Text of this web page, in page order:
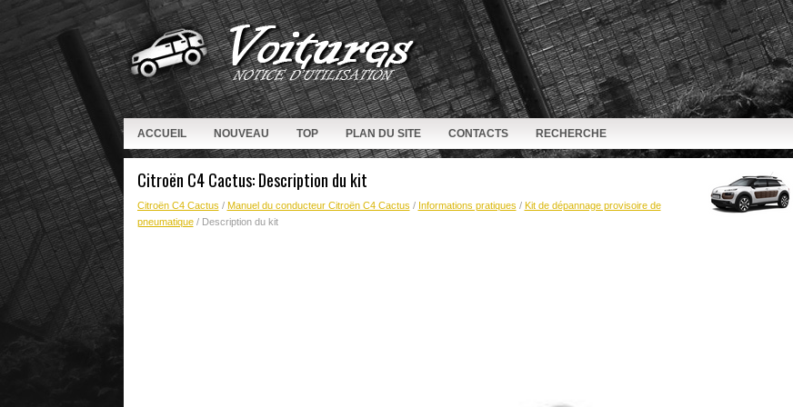
ACCUEIL NOUVEAU TOP PLAN DU SITE CONTACTS RECHERCHE
Citroën C4 Cactus: Description du kit
Citroën C4 Cactus / Manuel du conducteur Citroën C4 Cactus / Informations pratiques / Kit de dépannage provisoire de
pneumatique/ Description du kit